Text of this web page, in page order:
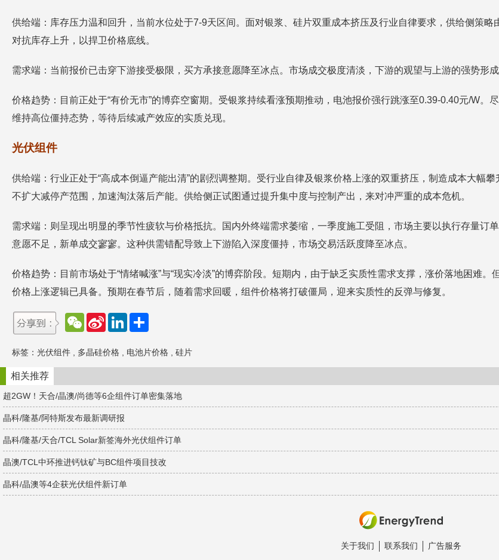
供给端：库存压力温和回升，当前水位处于7-9天区间。面对银浆、硅片双重成本挤压及行业自律要求，供给侧策略
对抗库存上升，以捍卫价格底线。
需求端：当前报价已击穿下游接受极限，买方承接意愿降至冰点。市场成交极度清淡，下游的观望与上游的强势形
价格趋势：目前正处于“有价无市”的博弈空窗期。受银浆持续看涨预期推动，电池报价强行跳涨至0.39-0.40元/W
维持高位僵持态势，等待后续减产效应的实质兑现。
光伏组件
供给端：行业正处于“高成本倒逼产能出清”的剧烈调整期。受行业自律及银浆价格上涨的双重挤压，制造成本大幅
不扩大减停产范围，加速淘汰落后产能。供给侧正试图通过提升集中度与控制产出，来对冲严重的成本危机。
需求端：则呈现出明显的季节性疲软与价格抵抗。国内外终端需求萎缩，一季度施工受阻，市场主要以执行存量订
意愿不足，新单成交寥寥。这种供需错配导致上下游陷入深度僵持，市场交易活跃度降至冰点。
价格趋势：目前市场处于“情绪喊涨”与“现实冷淡”的博弈阶段。短期内，由于缺乏实质性需求支撑，涨价落地困难
价格上涨逻辑已具备。预期在春节后，随着需求回暖，组件价格将打破僵局，迎来实质性的反弹与修复。
W
e
a
t
S
W
e
b
o
L
k
e
d
n
标签： 光伏组件 多晶硅价格 电池片价格 硅片
相关推荐
超2GW！天合/晶澳/尚德等6企组件订单密集落地
晶科/隆基/阿特斯发布最新调研报
晶科/隆基/天合/TCL Solar新签海外光伏组件订单
晶澳/TCL中环推进钙钛矿与BC组件项目技改
晶科/晶澳等4企获光伏组件新订单
关于我们 联系我们 广告服务